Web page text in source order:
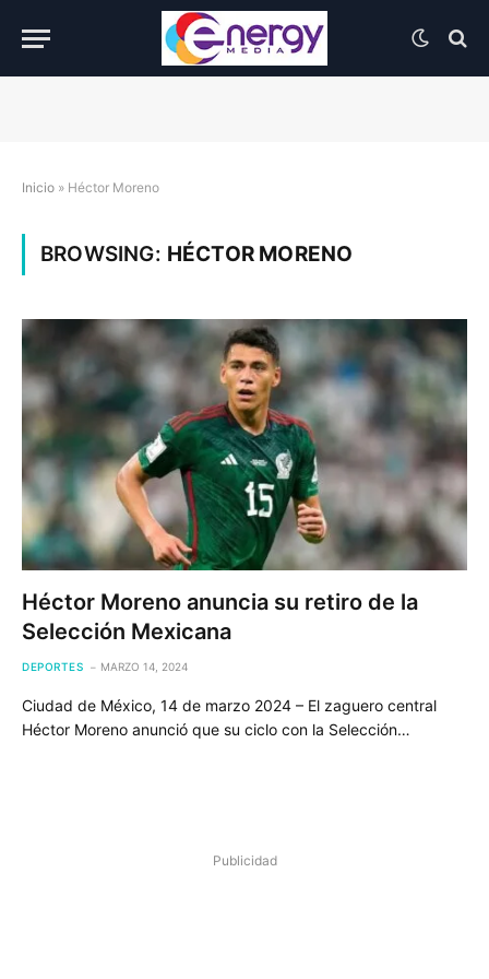
Inicio » Héctor Moreno
BROWSING: HÉCTOR MORENO
Héctor Moreno anuncia su retiro de la
Selección Mexicana
DEPORTES MARZO 14, 2024
Ciudad de México, 14 de marzo 2024 – El zaguero central
Héctor Moreno anunció que su ciclo con la Selección…
Publicidad